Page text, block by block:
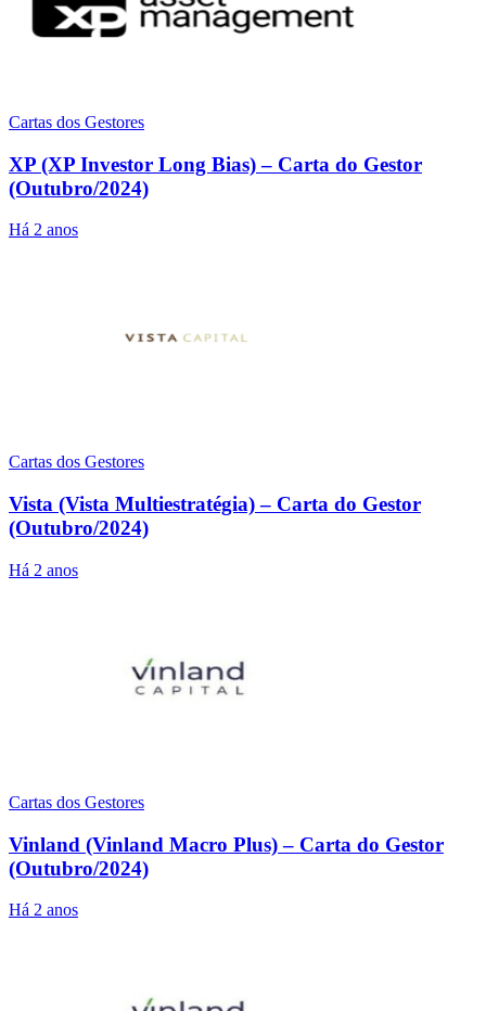
Cartas dos Gestores
XP (XP Investor Long Bias) – Carta do Gestor
(Outubro/2024)
Há 2 anos
Cartas dos Gestores
Vista (Vista Multiestratégia) – Carta do Gestor
(Outubro/2024)
Há 2 anos
Cartas dos Gestores
Vinland (Vinland Macro Plus) – Carta do Gestor
(Outubro/2024)
Há 2 anos